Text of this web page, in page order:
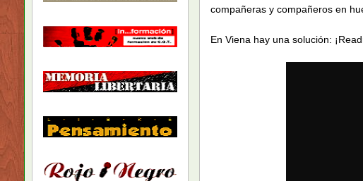
compañeras y compañeros en
En Viena hay una solución: